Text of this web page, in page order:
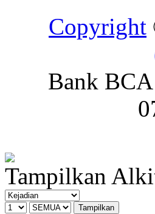
Copyright
Bank
Tampilkan